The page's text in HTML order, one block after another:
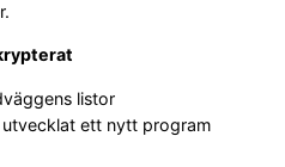
listor
utvecklat ett nytt program